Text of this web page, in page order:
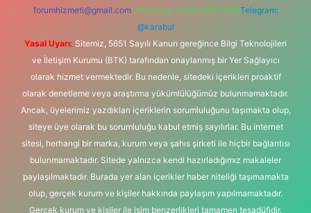
forumhizmeti@gmail.com Whatsapp: 0262 606 0 726 Telegram:
@karabul
Yasal Uyarı: Sitemiz, 5651 Sayılı Kanun gereğince Bilgi Teknolojileri
ve İletişim Kurumu (BTK) tarafından onaylanmış bir Yer Sağlayıcı
olarak hizmet vermektedir. Bu nedenle, sitedeki içerikleri proaktif
olarak denetleme veya araştırma yükümlülüğümüz bulunmamaktadır.
Ancak, üyelerimiz yazdıkları içeriklerin sorumluluğunu taşımakta olup,
siteye üye olarak bu sorumluluğu kabul etmiş sayılırlar. Bu internet
sitesi, herhangi bir marka, kurum veya şahıs şirketi ile hiçbir bağlantısı
bulunmamaktadır. Sitede yalnızca kendi hazırladığımız makaleler
paylaşılmaktadır. Burada yer alan içerikler haber niteliği taşımamakta
olup, gerçek kurum ve kişiler hakkında paylaşım yapılmamaktadır.
Gerçek kurum ve kişiler ile isim benzerlikleri tamamen tesadüfidir.